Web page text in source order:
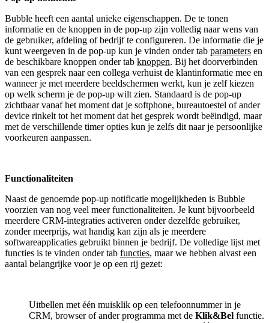
Bubble heeft een aantal unieke eigenschappen. De te tonen
informatie en de knoppen in de pop-up zijn volledig naar wens van
de gebruiker, afdeling of bedrijf te configureren. De informatie die je
kunt weergeven in de pop-up kun je vinden onder tab parameters en
de beschikbare knoppen onder tab knoppen. Bij het doorverbinden
van een gesprek naar een collega verhuist de klantinformatie mee en
wanneer je met meerdere beeldschermen werkt, kun je zelf kiezen
op welk scherm je de pop-up wilt zien. Standaard is de pop-up
zichtbaar vanaf het moment dat je softphone, bureautoestel of ander
device rinkelt tot het moment dat het gesprek wordt beëindigd, maar
met de verschillende timer opties kun je zelfs dit naar je persoonlijke
voorkeuren aanpassen.
Functionaliteiten
Naast de genoemde pop-up notificatie mogelijkheden is Bubble
voorzien van nog veel meer functionaliteiten. Je kunt bijvoorbeeld
meerdere CRM-integraties activeren onder dezelfde gebruiker,
zonder meerprijs, wat handig kan zijn als je meerdere
softwareapplicaties gebruikt binnen je bedrijf. De volledige lijst met
functies is te vinden onder tab functies, maar we hebben alvast een
aantal belangrijke voor je op een rij gezet:
Uitbellen met één muisklik op een telefoonnummer in je
CRM, browser of ander programma met de Klik&Bel functie.